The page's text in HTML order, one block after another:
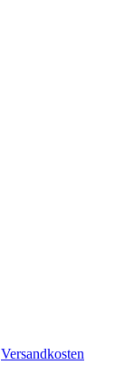
Versandkosten